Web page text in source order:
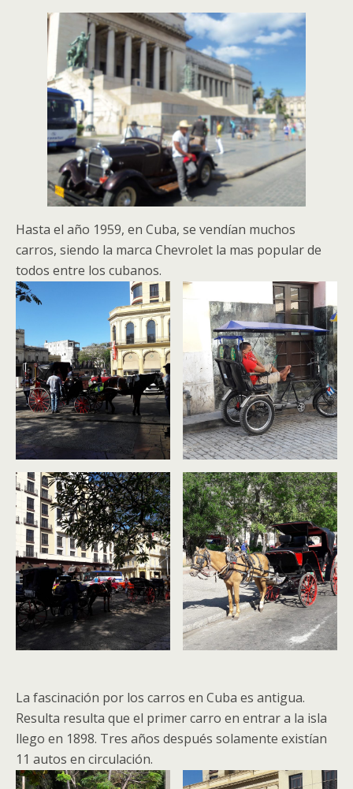
Hasta el año 1959, en Cuba, se vendían muchos
carros, siendo la marca Chevrolet la mas popular de
todos entre los cubanos.
La fascinación por los carros en Cuba es antigua.
Resulta resulta que el primer carro en entrar a la isla
llego en 1898. Tres años después solamente existían
11 autos en circulación.